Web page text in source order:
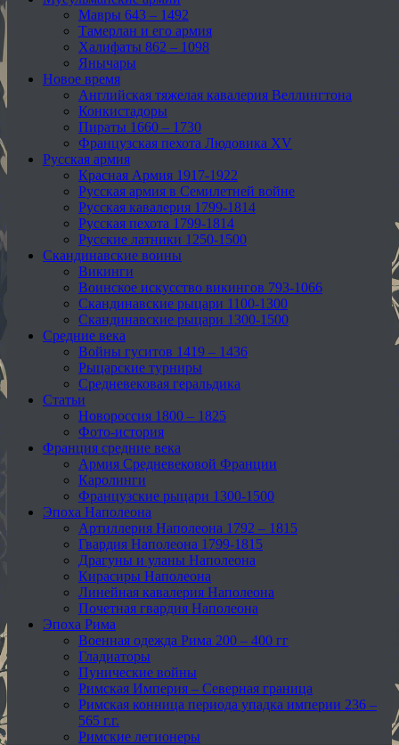
Мавры 643 – 1492
Тамерлан и его армия
Халифаты 862 – 1098
Янычары
Новое время
Английская тяжелая кавалерия Веллингтона
Конкистадоры
Пираты 1660 – 1730
Французская пехота Людовика XV
Русская армия
Красная Армия 1917-1922
Русская армия в Семилетней войне
Русская кавалерия 1799-1814
Русская пехота 1799-1814
Русские латники 1250-1500
Скандинавские воины
Викинги
Воинское искусство викингов 793-1066
Скандинавские рыцари 1100-1300
Скандинавские рыцари 1300-1500
Средние века
Войны гуситов 1419 – 1436
Рыцарские турниры
Средневековая геральдика
Статьи
Новороссия 1800 – 1825
Фото-история
Франция средние века
Армия Средневековой Франции
Каролинги
Французские рыцари 1300-1500
Эпоха Наполеона
Артиллерия Наполеона 1792 – 1815
Гвардия Наполеона 1799-1815
Драгуны и уланы Наполеона
Кирасиры Наполеона
Линейная кавалерия Наполеона
Почетная гвардия Наполеона
Эпоха Рима
Военная одежда Рима 200 – 400 гг
Гладиаторы
Пунические войны
Римская Империя – Северная граница
Римская конница периода упадка империи 236 –
565 г.г.
Римские легионеры